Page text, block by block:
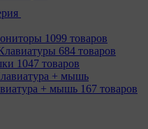
1099 товаров
684 товаров
1047 товаров
+ мышь 167 товаров